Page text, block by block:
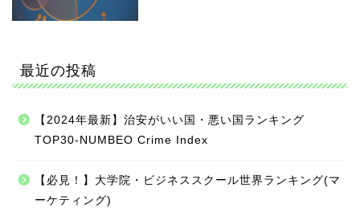
最近の投稿
【2024年最新】治安がいい国・悪い国ランキング
TOP30-NUMBEO Crime Index
【必見！】大学院・ビジネススクール世界ランキング(マ
ーケティング)